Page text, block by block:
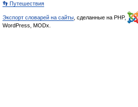
👣 Путешествия
Экспорт словарей на сайты , сделанные на PHP,
WordPress, MODx.